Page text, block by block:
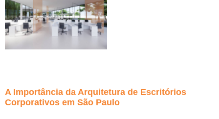
A Importância da Arquitetura de Escritórios
Corporativos em São Paulo